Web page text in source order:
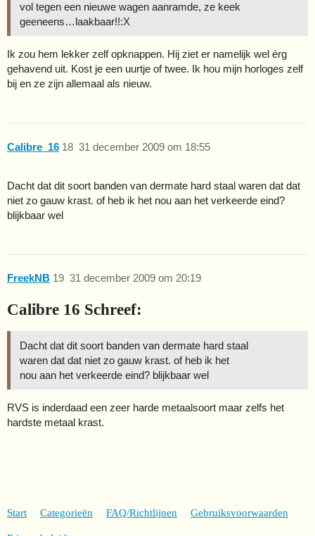
vol tegen een nieuwe wagen aanramde, ze keek
geeneens…laakbaar!!:X
Ik zou hem lekker zelf opknappen. Hij ziet er namelijk wel érg
gehavend uit. Kost je een uurtje of twee. Ik hou mijn horloges zelf
bij en ze zijn allemaal als nieuw.
Calibre_16 31 december 2009 om 18:55
18
Dacht dat dit soort banden van dermate hard staal waren dat dat
niet zo gauw krast. of heb ik het nou aan het verkeerde eind?
blijkbaar wel
FreekNB 31 december 2009 om 20:19
19
Calibre 16 Schreef:
Dacht dat dit soort banden van dermate hard staal
waren dat dat niet zo gauw krast. of heb ik het
nou aan het verkeerde eind? blijkbaar wel
RVS is inderdaad een zeer harde metaalsoort maar zelfs het
hardste metaal krast.
Start Categorieën FAQ/Richtlijnen Gebruiksvoorwaarden